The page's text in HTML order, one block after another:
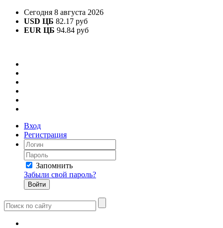
Сегодня 8 августа 2026
USD ЦБ 82.17 руб
EUR ЦБ 94.84 руб
Вход
Регистрация
Запомнить
Забыли свой пароль?